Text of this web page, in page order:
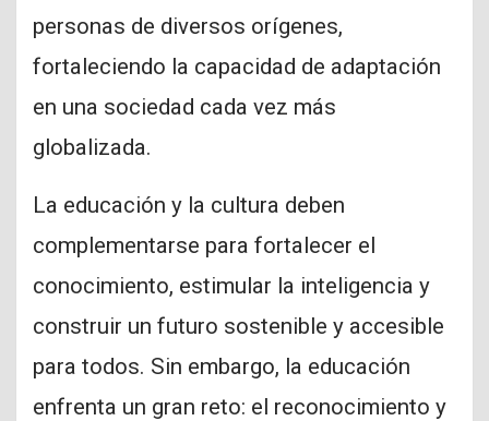
personas de diversos orígenes,
fortaleciendo la capacidad de adaptación
en una sociedad cada vez más
globalizada.
La educación y la cultura deben
complementarse para fortalecer el
conocimiento, estimular la inteligencia y
construir un futuro sostenible y accesible
para todos. Sin embargo, la educación
enfrenta un gran reto: el reconocimiento y